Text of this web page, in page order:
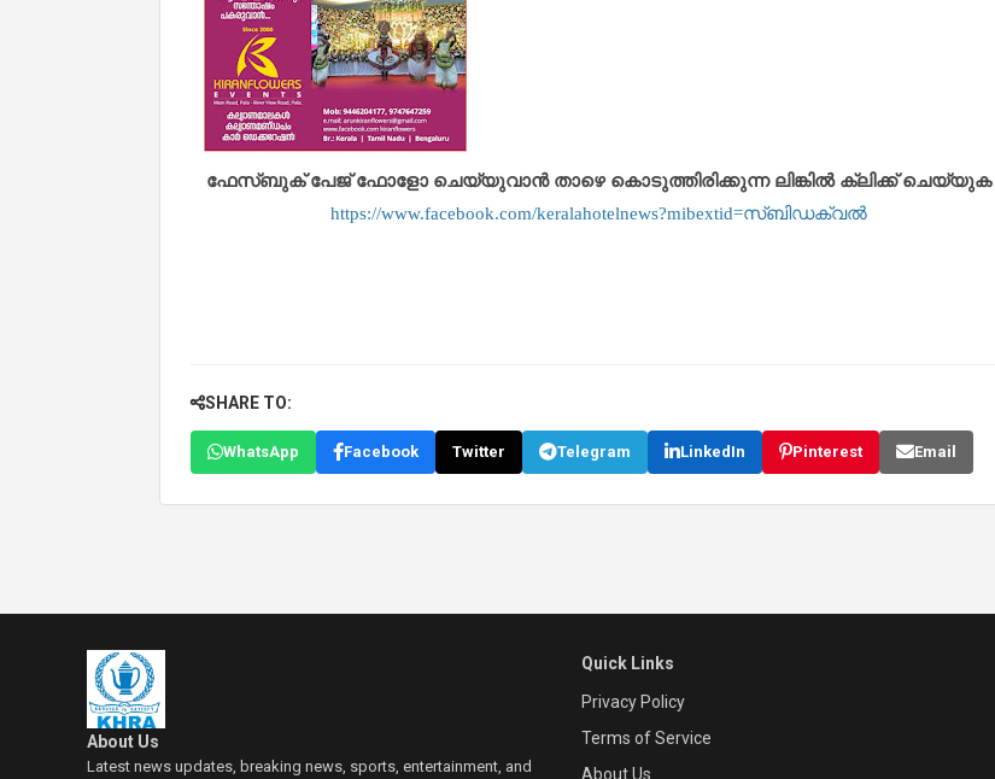
ഫേസ്ബുക് പേജ് ഫോളോ ചെയ്യുവാൻ താഴെ കൊടുത്തിരിക്കുന്ന ലിങ്കിൽ ക്ലിക്ക് ചെയ്യുക
https://www.facebook.com/keralahotelnews?mibextid=സ്‌ബിഡക്വൽ
SHARE TO:
WhatsApp Facebook Twitter Telegram LinkedIn Pinterest Email
About Us
Latest news updates, breaking news, sports, entertainment, and
Quick Links
Privacy Policy
Terms of Service
About Us